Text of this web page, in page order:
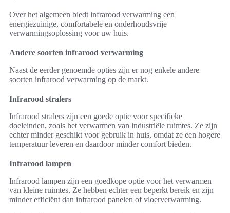
Over het algemeen biedt infrarood verwarming een
energiezuinige, comfortabele en onderhoudsvrije
verwarmingsoplossing voor uw huis.
Andere soorten infrarood verwarming
Naast de eerder genoemde opties zijn er nog enkele andere
soorten infrarood verwarming op de markt.
Infrarood stralers
Infrarood stralers zijn een goede optie voor specifieke
doeleinden, zoals het verwarmen van industriële ruimtes. Ze zijn
echter minder geschikt voor gebruik in huis, omdat ze een hogere
temperatuur leveren en daardoor minder comfort bieden.
Infrarood lampen
Infrarood lampen zijn een goedkope optie voor het verwarmen
van kleine ruimtes. Ze hebben echter een beperkt bereik en zijn
minder efficiënt dan infrarood panelen of vloerverwarming.